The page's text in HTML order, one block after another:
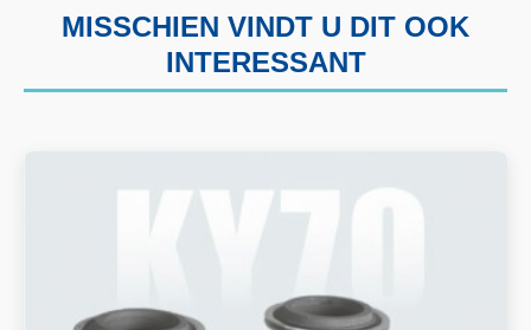
MISSCHIEN VINDT U DIT OOK
INTERESSANT